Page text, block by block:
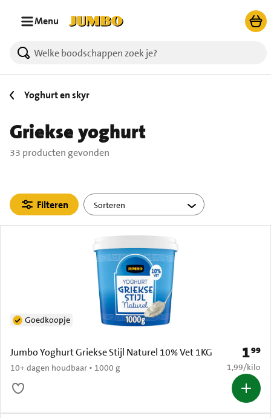
Menu
33 producten gevonden.
Yoghurt en skyr
Griekse yoghurt
33 producten gevonden
Filteren
Jumbo Yoghurt Griekse Stijl Naturel 10% Vet 1KG
10+ dagen houdbaar • 1000 g
Goedkoopje
Prijs:
199
€ 1,99 per
1,99/kilo